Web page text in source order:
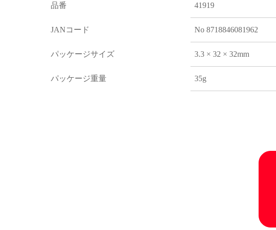
品番 41919
JANコード No 8718846081962
パッケージサイズ 3.3 × 32 × 32mm
パッケージ重量 35g